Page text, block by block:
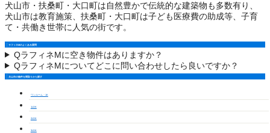
犬山市・扶桑町・大口町は自然豊かで伝統的な建築物も多数有り、
犬山市は教育施策、扶桑町・大口町は子ども医療費の助成等、子育
て・共働き世帯に人気の街です。
ラフィネMのよくある質問
QラフィネMに空き物件はありますか？
QラフィネMについてどこに問い合わせしたら良いですか？
犬山市の物件を間取りから探す
ワンルーム・1K
1LDK
2LDK
3LDK